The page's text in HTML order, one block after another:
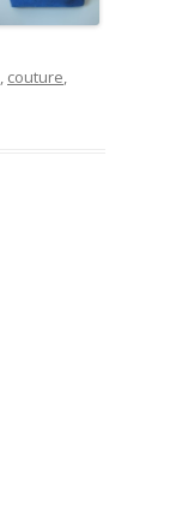
, couture,